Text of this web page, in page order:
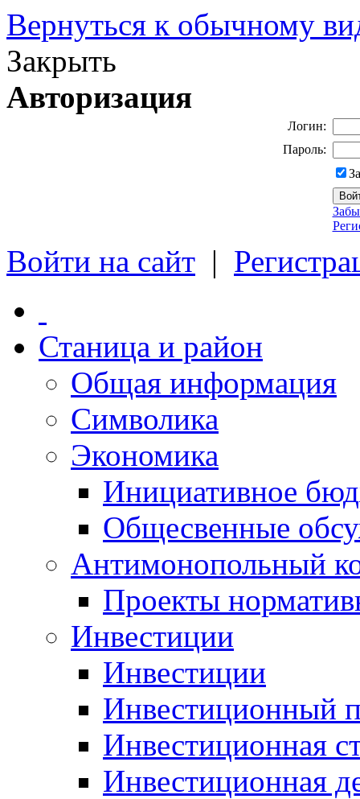
Вернуться к обычному
Закрыть
Авторизация
Логин:
Пароль:
Войти на сайт |
Станица и район
Общая информация
Символика
Экономика
Инициативное
Общесвенные
Антимонопольный
Проекты
Инвестиции
Инвестиции
Инвестиционный
Инвестиционная
Инвестиционная